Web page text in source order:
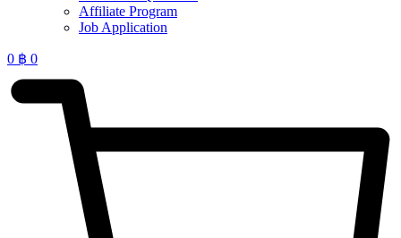
Affiliate Program
Job Application
0 ฿ 0